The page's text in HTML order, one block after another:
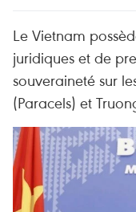
Le Vietnam
juridiques et de
souveraineté sur
(Paracels) et